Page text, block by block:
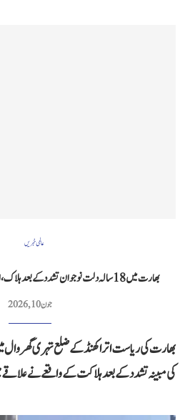
عالمی خبریں
بھارت میں 18 سالہ دلت نوجوان تشدد کے بعد ہلاک، اہل خانہ کا آخری رسومات سے انکار
جون 10, 2026
کی مبینہ تشدد کے بعد ہلاکت کے واقعے نے